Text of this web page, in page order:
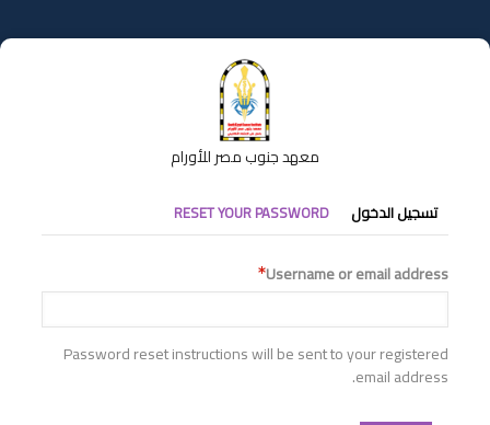
إلى
المحتوى
معهد جنوب مصر للأورام
التبويبات
الأساسية
تسجيل الدخول RESET YOUR PASSWORD
Username or email address
Password reset instructions will be sent to your registered
email address.